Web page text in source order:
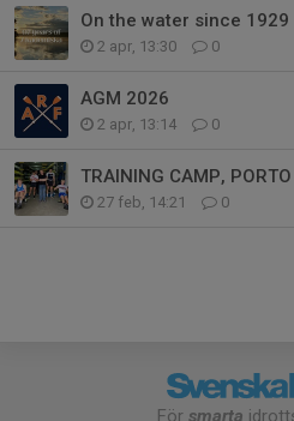
On the water since 1929
2 apr, 13:30 0
AGM 2026
2 apr, 13:14 0
TRAINING CAMP,
27 feb, 14:21 0
För smarta